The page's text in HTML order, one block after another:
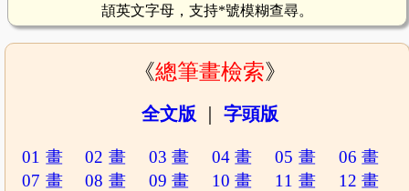
頡英文字母，支持*號模糊查尋。
《總筆畫檢索》
全文版 字頭版
01 畫 02 畫 03 畫 04 畫 05 畫
06 畫
07 畫
08 畫 09 畫 10 畫 11 畫
12 畫